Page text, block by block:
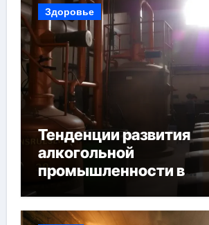
Здоровье
Тенденции развития
алкогольной
промышленности в